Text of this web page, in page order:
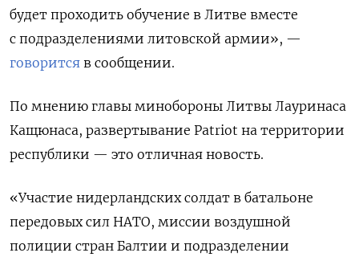
будет проходить обучение в Литве вместе
с подразделениями литовской армии», —
говорится в сообщении.
По мнению главы минобороны Литвы Лауринаса
Кащюнаса, развертывание Patriot на территории
республики — это отличная новость.
«Участие нидерландских солдат в батальоне
передовых сил НАТО, миссии воздушной
полиции стран Балтии и подразделении